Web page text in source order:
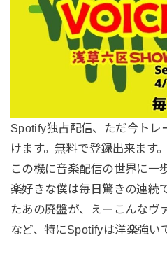
Spotify独占配信、ただ今トレ
けます。無料で登録出来ます
この機に音楽配信の世界に
楽好きな僕は毎日驚きの連続
たあの廃盤が、えーこんなヴ
など、特にSpotifyは洋楽強い